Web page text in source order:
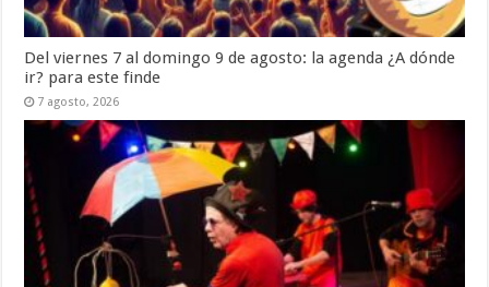
Del viernes 7 al domingo 9 de agosto: la agenda ¿A dónde
ir? para este finde
7 agosto, 2026